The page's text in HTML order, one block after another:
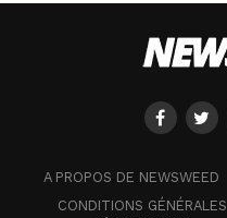
A PROPOS DE NEWSWEED
CONDITIONS GÉNÉRALES